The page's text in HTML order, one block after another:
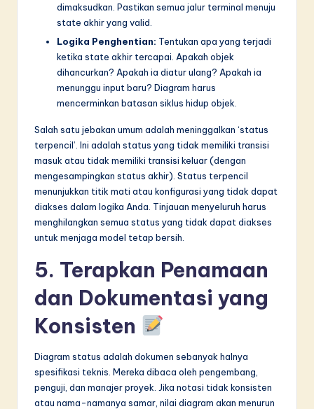
dimaksudkan. Pastikan semua jalur terminal menuju
state akhir yang valid.
Logika Penghentian: Tentukan apa yang terjadi
ketika state akhir tercapai. Apakah objek
dihancurkan? Apakah ia diatur ulang? Apakah ia
menunggu input baru? Diagram harus
mencerminkan batasan siklus hidup objek.
Salah satu jebakan umum adalah meninggalkan ‘status
terpencil’. Ini adalah status yang tidak memiliki transisi
masuk atau tidak memiliki transisi keluar (dengan
mengesampingkan status akhir). Status terpencil
menunjukkan titik mati atau konfigurasi yang tidak dapat
diakses dalam logika Anda. Tinjauan menyeluruh harus
menghilangkan semua status yang tidak dapat diakses
untuk menjaga model tetap bersih.
5. Terapkan Penamaan
dan Dokumentasi yang
Konsisten
Diagram status adalah dokumen sebanyak halnya
spesifikasi teknis. Mereka dibaca oleh pengembang,
penguji, dan manajer proyek. Jika notasi tidak konsisten
atau nama-namanya samar, nilai diagram akan menurun